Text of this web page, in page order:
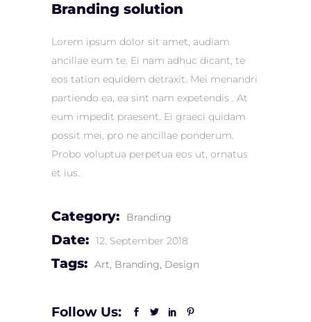
Branding solution
Lorem ipsum dolor sit amet, audiam
ancillae eum te. Ei nam adhuc dicant, te
eos tation equidem detraxit. Mei menandri
partiendo ea, ea sint nam expetendis . At
eum impedit praesent. Ei graeci quidam
possit mei, pro ne ancillae ponderum.
Probo voluptua perpetua eos ut, ornatus
et ius.
Category: Branding
Date: 12. September 2018
Tags: Art Branding Design
Follow Us: